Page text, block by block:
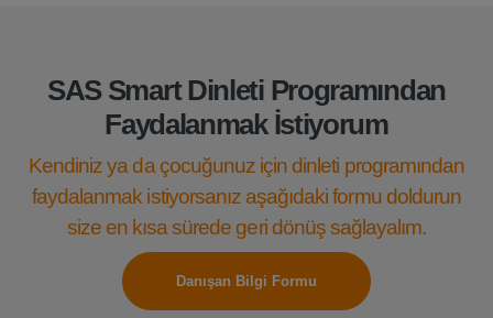
SAS Smart Dinleti Programından
Faydalanmak İstiyorum
Kendiniz ya da çocuğunuz için dinleti programından
faydalanmak istiyorsanız aşağıdaki formu doldurun
size en kısa sürede geri dönüş sağlayalım.
Danışan Bilgi Formu